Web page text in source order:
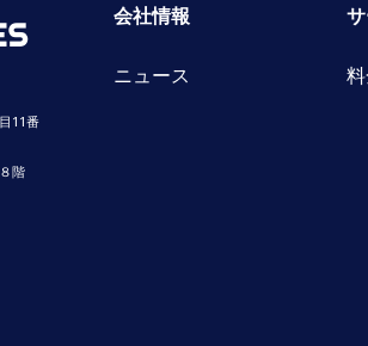
11番
階
会社情報
ニュース